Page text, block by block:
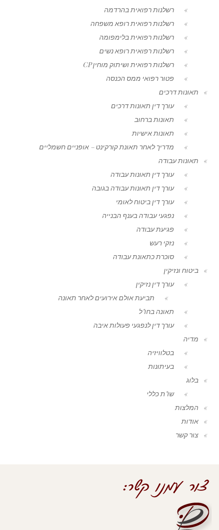
רשלנות רפואית בהרדמה
רשלנות רפואית רופא משפחה
רשלנות רפואית בלימפומה
רשלנות רפואית רופא נשים
רשלנות רפואית ושיתוק מוחין CP
פטור רפואי ממס הכנסה
תאונות דרכים
עורך דין תאונות דרכים
תאונות ברחוב
תאונות אישיות
מדריך לאחר תאונת קורקינט – אופניים חשמליים
תאונות עבודה
עורך דין תאונות עבודה
עורך דין תאונות עבודה בגובה
עורך דין ביטוח לאומי
נפגעי עבודה בענף הבנייה
פגיעת עבודה
נזקי רעש
סוכרת כתאונת עבודה
ביטוח ונזיקין
עורך דין נזיקין
תביעת אולם אירועים לאחר תאונה
תאונה בחו"ל
עורך דין לנפגעי פעולות איבה
מדיה
בטלוויזיה
בעיתונות
בלוג
שו"ת כללי
המלצות
אודות
צור קשר